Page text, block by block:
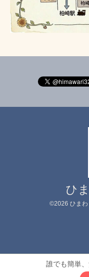
ひ
©2026 ひま
誰でも簡単